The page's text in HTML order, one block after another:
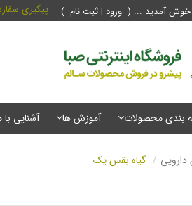
خوش آمدید ... ( ورود | ثبت نام ) پیگیری
بندی محصولات آموزش ها آشنایی
دارویی گیاه بقس یک